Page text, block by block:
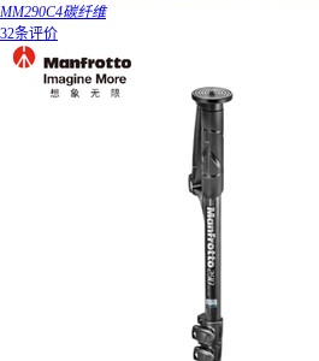
MM290C4碳纤维
32条评价